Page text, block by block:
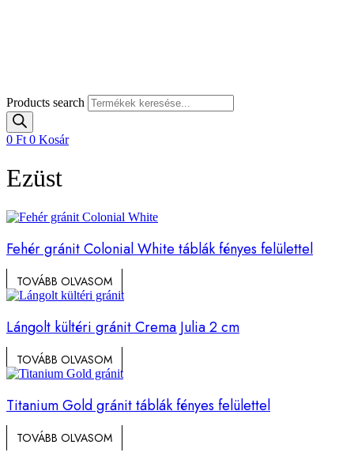
Products search
0 Ft 0 Kosár
Ezüst
Fehér gránit Colonial White táblák fényes felülettel
TOVÁBB OLVASOM
Lángolt kültéri gránit Crema Julia 2 cm
TOVÁBB OLVASOM
Titanium Gold gránit táblák fényes felülettel
TOVÁBB OLVASOM